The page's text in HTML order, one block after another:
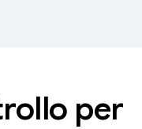
per